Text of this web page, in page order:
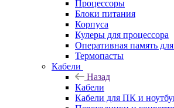
Процессоры
Блоки питания
Корпуса
Кулеры для процессора
Оперативная память
Термопасты
Кабели
Назад
Кабели
Кабели для ПК и